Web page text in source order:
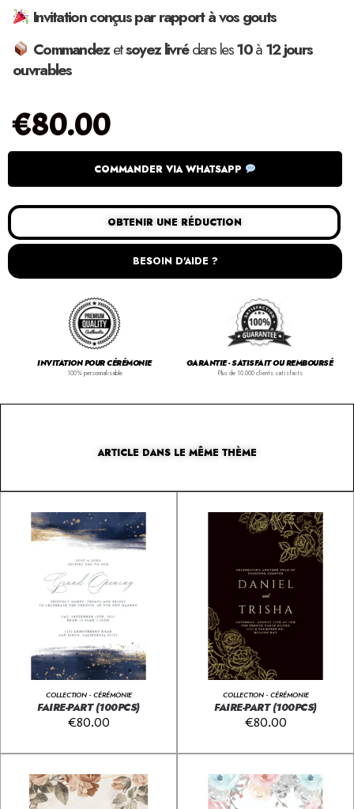
Invitation conçus par rapport à vos gouts
Commandezetsoyez livrédans les10à12jours
ouvrables
€80.00
COMMANDER VIA WHATSAPP
OBTENIR UNE RÉDUCTION
BESOIN D'AIDE ?
INVITATION POUR CÉRÉMONIE
100% personnalisable
GARANTIE - SATISFAIT OU REMBOURSÉ
Plus de 10.000 clients satisfaits
ARTICLE DANS LE MÊME THÈME
COLLECTION - CÉRÉMONIE
FAIRE-PART (100PCS)
€80.00
COLLECTION - CÉRÉMONIE
FAIRE-PART (100PCS)
€80.00